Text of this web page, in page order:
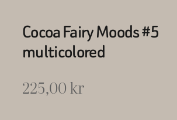
Cocoa Fairy Moods #5
multicolored
225,00kr